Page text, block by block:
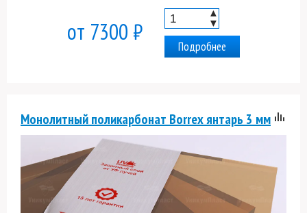
от 7300 ₽
▲
▼
Подробнее
Монолитный поликарбонат Borrex янтарь 3 мм